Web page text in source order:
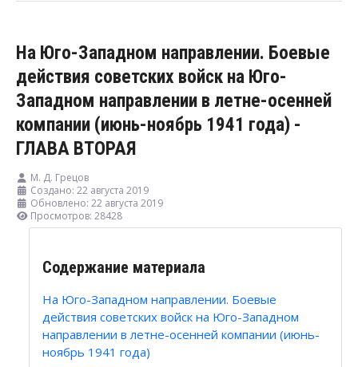
На Юго-Западном направлении. Боевые
действия советских войск на Юго-
Западном направлении в летне-осенней
компании (июнь-ноябрь 1941 года) -
ГЛАВА ВТОРАЯ
М. Д. Грецов
Создано: 22 августа 2019
Обновлено: 22 августа 2019
Просмотров: 28428
Содержание материала
На Юго-Западном направлении. Боевые
действия советских войск на Юго-Западном
направлении в летне-осенней компании (июнь-
ноябрь 1941 года)